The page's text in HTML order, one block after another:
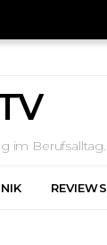
im Berufsalltag.
REVIEWS